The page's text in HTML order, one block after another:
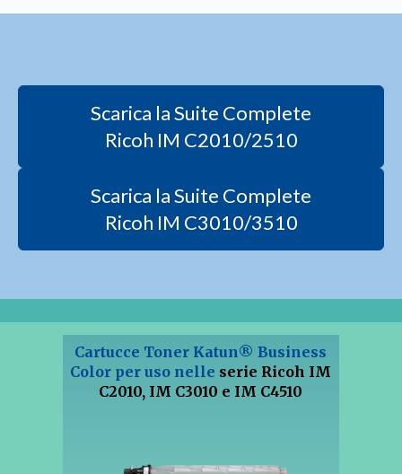
Scarica la Suite Complete
Ricoh IM C2010/2510
Scarica la Suite Complete
Ricoh IM C3010/3510
Cartucce Toner Katun® Business
Color per uso nelle serie Ricoh IM
C2010, IM C3010 e IM C4510